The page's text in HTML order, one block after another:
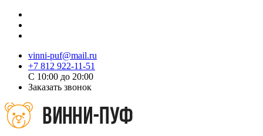
vinni-puf@mail.ru
+7 812 922-11-51
C 10:00 до 20:00
Заказать звонок